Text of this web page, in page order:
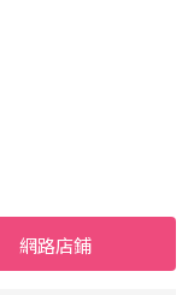
上
網路店鋪